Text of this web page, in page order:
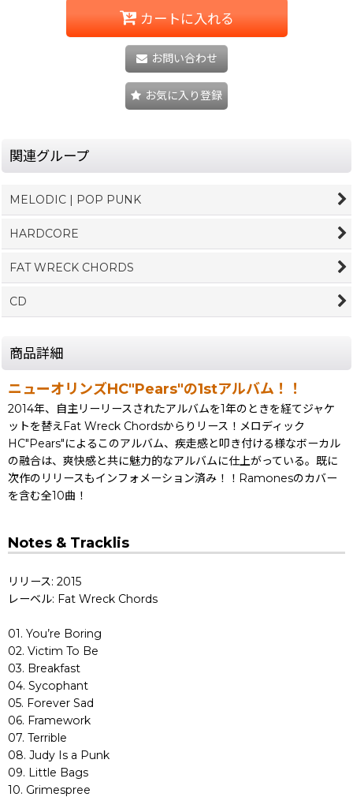
カートに入れる
お問い合わせ
お気に入り登録
関連グループ
MELODIC | POP PUNK
HARDCORE
FAT WRECK CHORDS
CD
商品詳細
ニューオリンズHC"Pears"の1stアルバム！！
2014年、自主リーリースされたアルバムを1年のときを経てジャケ
ットを替えFat Wreck Chordsからりリース！メロディック
HC"Pears"によるこのアルバム、疾走感と叩き付ける様なボーカル
の融合は、爽快感と共に魅力的なアルバムに仕上がっている。既に
次作のリリースもインフォメーション済み！！Ramonesのカバー
を含む全10曲！
Notes & Tracklis
リリース: 2015
レーベル: Fat Wreck Chords
01. You’re Boring
02. Victim To Be
03. Breakfast
04. Sycophant
05. Forever Sad
06. Framework
07. Terrible
08. Judy Is a Punk
09. Little Bags
10. Grimespree